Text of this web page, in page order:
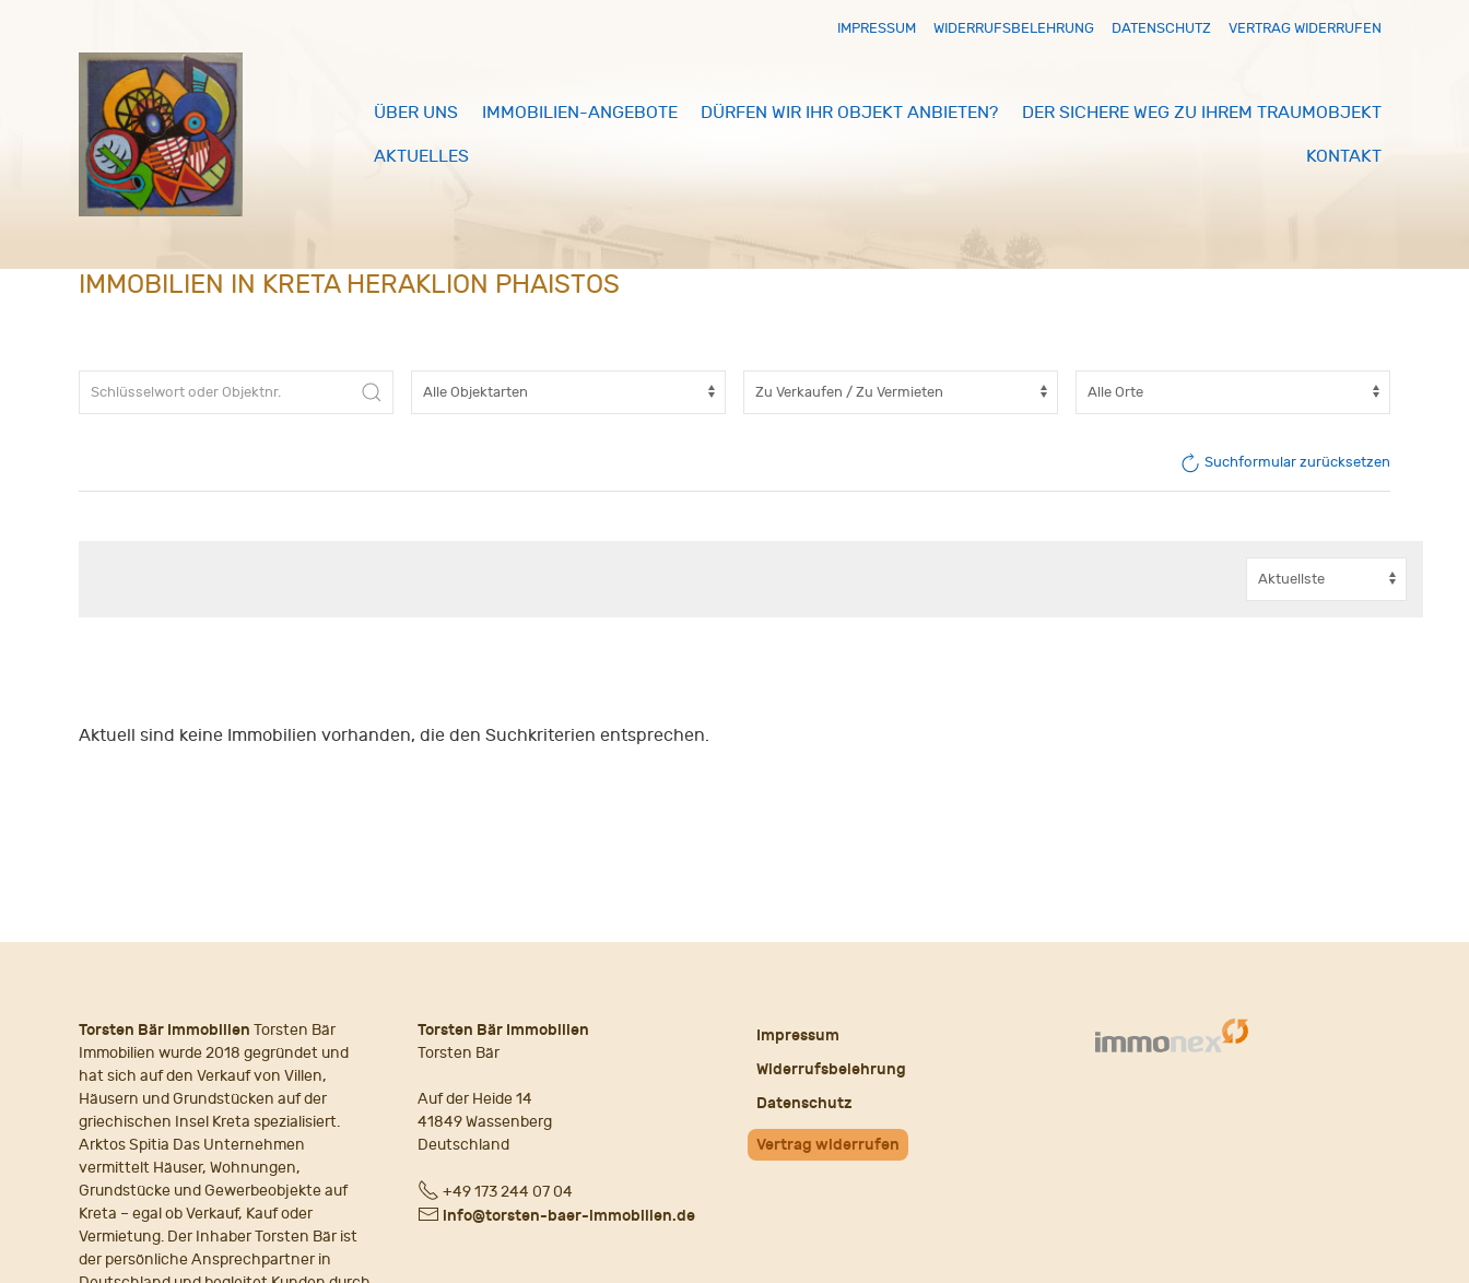
IMPRESSUM WIDERRUFSBELEHRUNG DATENSCHUTZ VERTRAG WIDERRUFEN
ÜBER UNS IMMOBILIEN-ANGEBOTE DÜRFEN WIR IHR OBJEKT ANBIETEN? DER SICHERE WEG ZU IHREM TRAUMOBJEKT
AKTUELLES KONTAKT
IMMOBILIEN IN KRETA HERAKLION PHAISTOS
Suchformular zurücksetzen
Aktuell sind keine Immobilien vorhanden, die den Suchkriterien entsprechen.
Torsten Bär Immobilien Torsten Bär
Immobilien wurde 2018 gegründet und
hat sich auf den Verkauf von Villen,
Häusern und Grundstücken auf der
griechischen Insel Kreta spezialisiert.
Arktos Spitia Das Unternehmen
vermittelt Häuser, Wohnungen,
Grundstücke und Gewerbeobjekte auf
Kreta – egal ob Verkauf, Kauf oder
Vermietung. Der Inhaber Torsten Bär ist
der persönliche Ansprechpartner in
Torsten Bär Immobilien
Torsten Bär
Auf der Heide 14
41849 Wassenberg
Deutschland
Fon+49 173 244 07 04
E- info@torsten-baer-immobilien.de
Impressum
Widerrufsbelehrung
Datenschutz
Vertrag widerrufen